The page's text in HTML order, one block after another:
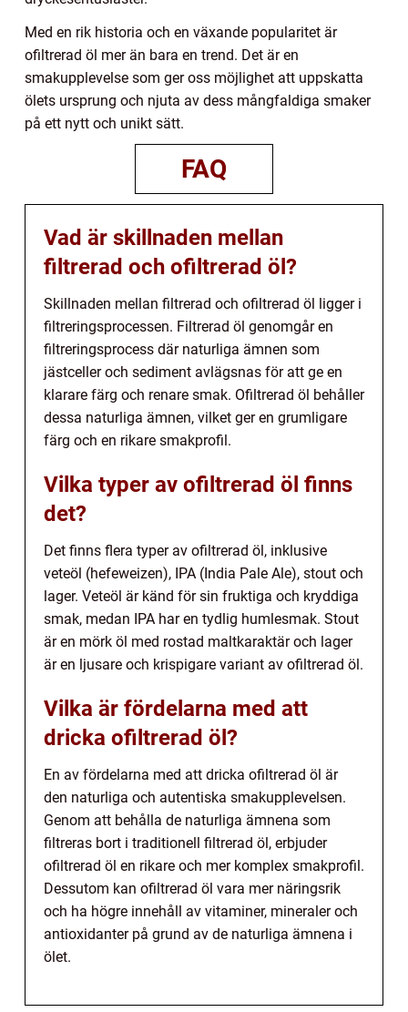
Med en rik historia och en växande popularitet är
ofiltrerad öl mer än bara en trend. Det är en
smakupplevelse som ger oss möjlighet att uppskatta
ölets ursprung och njuta av dess mångfaldiga smaker
på ett nytt och unikt sätt.
FAQ
Vad är skillnaden mellan
filtrerad och ofiltrerad öl?
Skillnaden mellan filtrerad och ofiltrerad öl ligger i
filtreringsprocessen. Filtrerad öl genomgår en
filtreringsprocess där naturliga ämnen som
jästceller och sediment avlägsnas för att ge en
klarare färg och renare smak. Ofiltrerad öl behåller
dessa naturliga ämnen, vilket ger en grumligare
färg och en rikare smakprofil.
Vilka typer av ofiltrerad öl finns
det?
Det finns flera typer av ofiltrerad öl, inklusive
veteöl (hefeweizen), IPA (India Pale Ale), stout och
lager. Veteöl är känd för sin fruktiga och kryddiga
smak, medan IPA har en tydlig humlesmak. Stout
är en mörk öl med rostad maltkaraktär och lager
är en ljusare och krispigare variant av ofiltrerad öl.
Vilka är fördelarna med att
dricka ofiltrerad öl?
En av fördelarna med att dricka ofiltrerad öl är
den naturliga och autentiska smakupplevelsen.
Genom att behålla de naturliga ämnena som
filtreras bort i traditionell filtrerad öl, erbjuder
ofiltrerad öl en rikare och mer komplex smakprofil.
Dessutom kan ofiltrerad öl vara mer näringsrik
och ha högre innehåll av vitaminer, mineraler och
antioxidanter på grund av de naturliga ämnena i
ölet.